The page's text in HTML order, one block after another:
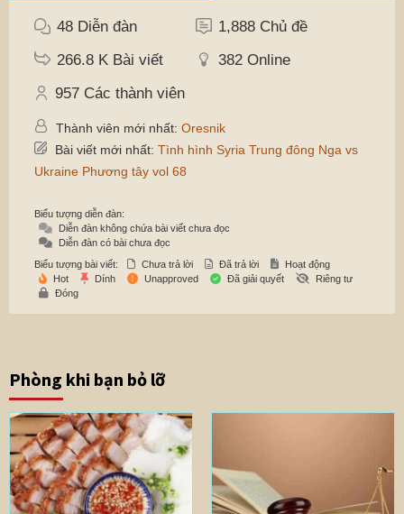
48 Diễn đàn 1,888 Chủ đề
266.8 K Bài viết 382 Online
957 Các thành viên
Thành viên mới nhất: Oresnik
Bài viết mới nhất: Tình hình Syria Trung đông Nga vs
Ukraine Phương tây vol 68
Biểu tượng diễn đàn:
Diễn đàn không chứa bài viết chưa đọc
Diễn đàn có bài chưa đọc
Biểu tượng bài viết:
Chưa trả lời Đã trả lời
Hoạt động
Hot
Dính Unapproved Đã giải quyết
Riêng tư
Đóng
Phòng khi bạn bỏ lỡ